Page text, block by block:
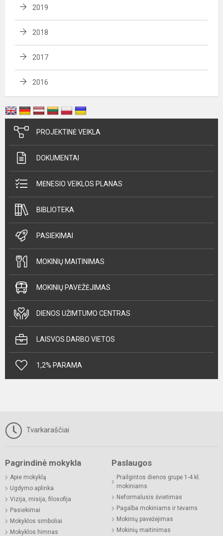
2019
2018
2017
2016
PROJEKTINĖ VEIKLA
DOKUMENTAI
MĖNESIO VEIKLOS PLANAS
BIBLIOTEKA
PASIEKIMAI
MOKINIŲ MAITINIMAS
MOKINIŲ PAVĖŽĖJIMAS
DIENOS UŽIMTUMO CENTRAS
LAISVOS DARBO VIETOS
1,2% PARAMA
Tvarkaraščiai
Pagrindinė mokykla
Apie mokyklą
Ugdymo aplinka
Vizija, misija, filosofija
Pasiekimai
Mokyklos simboliai
Mokyklos himnas
Paslaugos
Prailgintos dienos grupė 1-4 kl.
mokiniams
Neformalusis švietimas
Pagalba mokiniams ir tėvams
Mokinių pavėžėjimas
Mokinių maitinimas